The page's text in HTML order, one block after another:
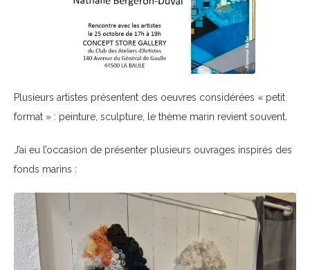
Plusieurs artistes présentent des oeuvres considérées « petit
format » : peinture, sculpture, le thème marin revient souvent.
J’ai eu l’occasion de présenter plusieurs ouvrages inspirés des
fonds marins :